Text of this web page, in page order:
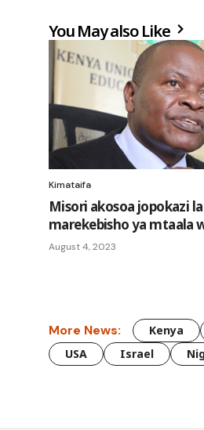
You May also Like
Kimataifa
Misori akosoa jopokazi la
marekebisho ya mtaala
August 4, 2023
More News: Kenya
USA
Israel